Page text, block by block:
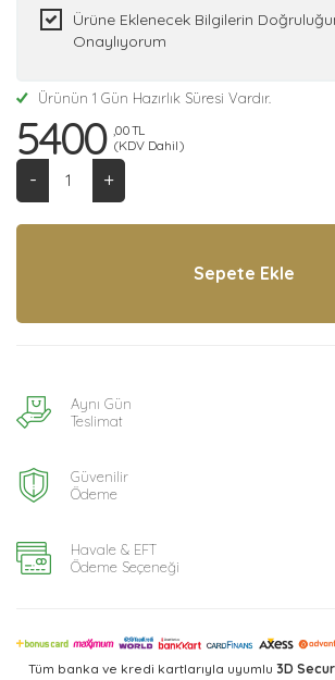
Ürüne Eklenecek Bilgilerin
Onaylıyorum
Ürünün 1 Gün Hazırlık Süresi Vardır.
5400 ,00 TL
(KDV Dahil)
+
-
Aynı Gün
Teslimat
Güvenilir
Ödeme
Havale & EFT
Ödeme Seçeneği
Tüm banka ve kredi kartlarıyla uyumlu 3D